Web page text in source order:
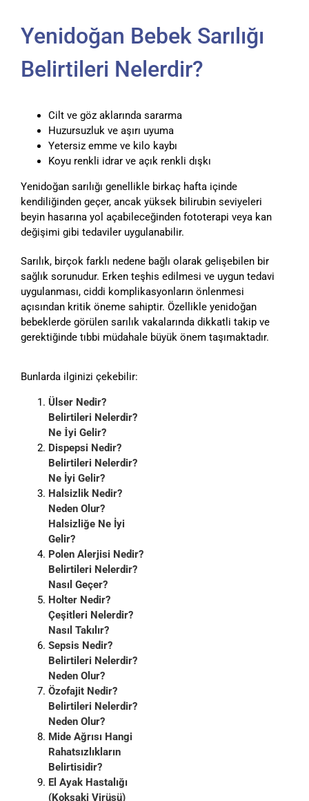
Yenidoğan Bebek Sarılığı
Belirtileri Nelerdir?
Cilt ve göz aklarında sararma
Huzursuzluk ve aşırı uyuma
Yetersiz emme ve kilo kaybı
Koyu renkli idrar ve açık renkli dışkı
Yenidoğan sarılığı genellikle birkaç hafta içinde
kendiliğinden geçer, ancak yüksek bilirubin seviyeleri
beyin hasarına yol açabileceğinden fototerapi veya kan
değişimi gibi tedaviler uygulanabilir.
Sarılık, birçok farklı nedene bağlı olarak gelişebilen bir
sağlık sorunudur. Erken teşhis edilmesi ve uygun tedavi
uygulanması, ciddi komplikasyonların önlenmesi
açısından kritik öneme sahiptir. Özellikle yenidoğan
bebeklerde görülen sarılık vakalarında dikkatli takip ve
gerektiğinde tıbbi müdahale büyük önem taşımaktadır.
Bunlarda ilginizi çekebilir:
Ülser Nedir?
Belirtileri Nelerdir?
Ne İyi Gelir?
Dispepsi Nedir?
Belirtileri Nelerdir?
Ne İyi Gelir?
Halsizlik Nedir?
Neden Olur?
Halsizliğe Ne İyi
Gelir?
Polen Alerjisi Nedir?
Belirtileri Nelerdir?
Nasıl Geçer?
Holter Nedir?
Çeşitleri Nelerdir?
Nasıl Takılır?
Sepsis Nedir?
Belirtileri Nelerdir?
Neden Olur?
Özofajit Nedir?
Belirtileri Nelerdir?
Neden Olur?
Mide Ağrısı Hangi
Rahatsızlıkların
Belirtisidir?
El Ayak Hastalığı
(Koksaki Virüsü)